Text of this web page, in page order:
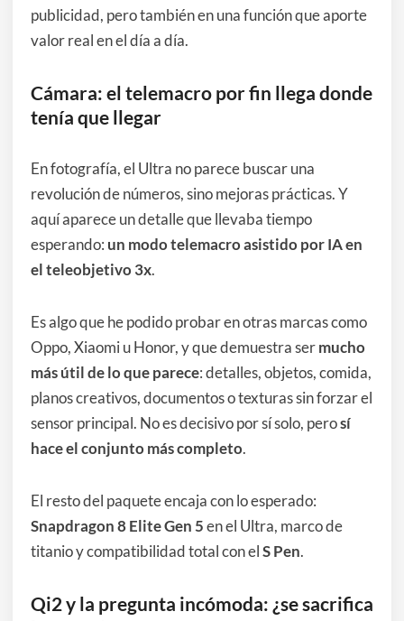
publicidad, pero también en una función que aporte
valor real en el día a día.
Cámara: el telemacro por fin llega donde
tenía que llegar
En fotografía, el Ultra no parece buscar una
revolución de números, sino mejoras prácticas. Y
aquí aparece un detalle que llevaba tiempo
esperando: un modo telemacro asistido por IA en
el teleobjetivo 3x.
Es algo que he podido probar en otras marcas como
Oppo, Xiaomi u Honor, y que demuestra sermucho
más útil de lo que parece: detalles, objetos, comida,
planos creativos, documentos o texturas sin forzar el
sensor principal. No es decisivo por sí solo, perosí
hace el conjunto más completo.
El resto del paquete encaja con lo esperado:
Snapdragon 8 Elite Gen 5en el Ultra, marco de
titanio y compatibilidad total con elS Pen.
Qi2 y la pregunta incómoda: ¿se sacrifica